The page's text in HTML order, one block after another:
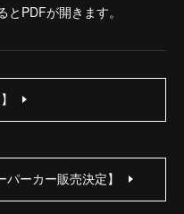
PDFが開きます。
パーカー販売決定】